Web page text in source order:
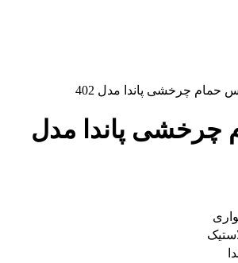
حمام چرخشی پاندا مدل 402
چرخشی پاندا مدل